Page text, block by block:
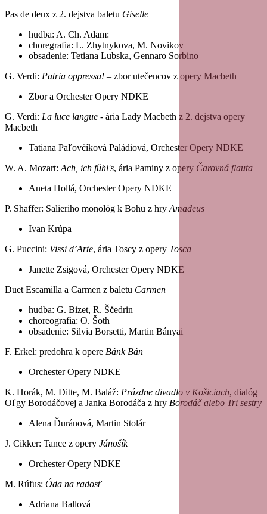
Pas de deux z 2. dejstva baletu Giselle
hudba: A. Ch. Adam:
choregrafia: L. Zhytnykova, M. Novikov
obsadenie: Tetiana Lubska, Gennaro Sorbino
G. Verdi: Patria oppressa! – zbor utečencov z opery Macbeth
Zbor a Orchester Opery NDKE
G. Verdi: La luce langue - ária Lady Macbeth z 2. dejstva opery
Macbeth
Tatiana Paľovčíková Paládiová, Orchester Opery NDKE
W. A. Mozart: Ach, ich fühl's, ária Paminy z opery Čarovná flauta
Aneta Hollá, Orchester Opery NDKE
P. Shaffer: Salieriho monológ k Bohu z hry Amadeus
Ivan Krúpa
G. Puccini: Vissi d’Arte, ária Toscy z opery Tosca
Janette Zsigová, Orchester Opery NDKE
Duet Escamilla a Carmen z baletu Carmen
hudba: G. Bizet, R. Ščedrin
choreografia: O. Šoth
obsadenie: Silvia Borsetti, Martin Bányai
F. Erkel: predohra k opere Bánk Bán
Orchester Opery NDKE
K. Horák, M. Ditte, M. Baláž: Prázdne divadlo v Košiciach, dialóg
Oľgy Borodáčovej a Janka Borodáča z hry Borodáč alebo Tri sestry
Alena Ďuránová, Martin Stolár
J. Cikker: Tance z opery Jánošík
Orchester Opery NDKE
M. Rúfus: Óda na radosť
Adriana Ballová